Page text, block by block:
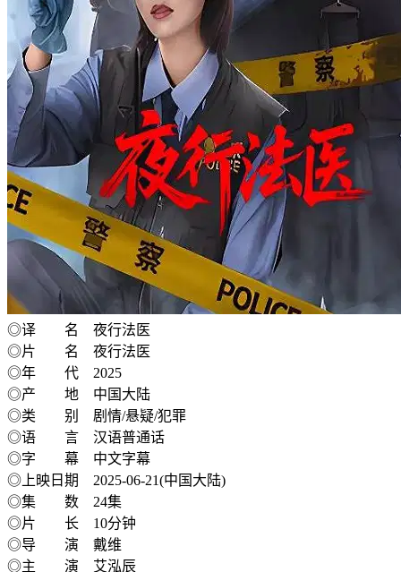
◎译 名 夜行法医
◎片 名 夜行法医
◎年 代 2025
◎产 地 中国大陆
◎类 别 剧情/悬疑/犯罪
◎语 言 汉语普通话
◎字 幕 中文字幕
◎上映日期 2025-06-21(中国大陆)
◎集 数 24集
◎片 长 10分钟
◎导 演 戴维
◎主 演 艾泓辰